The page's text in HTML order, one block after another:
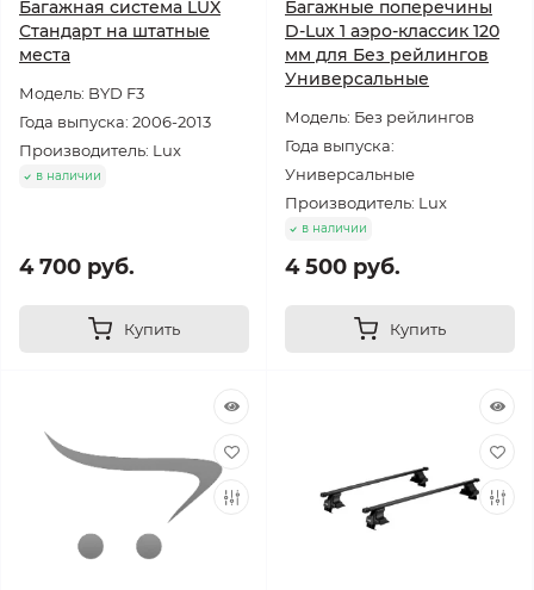
Багажная система LUX
Стандарт на штатные
места
Модель: BYD F3
Года выпуска: 2006-2013
Производитель: Lux
в наличии
4 700 руб.
Купить
Багажные поперечины
D-Lux 1 аэро-классик 120
мм для Без рейлингов
Универсальные
Модель: Без рейлингов
Года выпуска:
Универсальные
Производитель: Lux
в наличии
4 500 руб.
Купить